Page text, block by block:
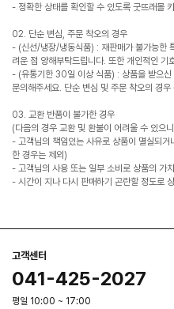
- 정확한 상태를 확인할 수 있도록 굿뜨래몰
02. 단순 변심, 주문 착오의 경우
- (신선/냉장/냉동식품) : 재판매가 불가능한
려운 점 양해부탁드립니다. 또한 개인적인
- (유통기한 30일 이상 식품) : 상품을 받으
문의해주세요. 단순 변심 및 주문 착오의 경
03. 교환 반품이 불가한 경우
(다음의 경우 교환 및 환불이 어려울 수 있으
- 고객님의 책임있는 사유로 상품이 멸실되
한 경우는 제외)
- 고객님의 사용 또는 일부 소비로 상품의 가
- 시간이 지나 다시 판매하기 곤란할 정도로
고객센터
041-425-2027
평일 10:00 ~ 17:00